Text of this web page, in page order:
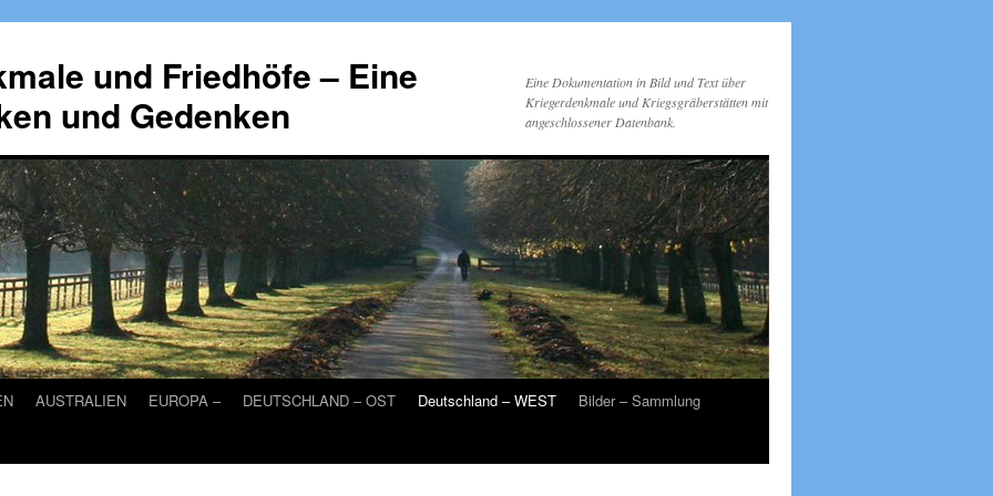
und Friedhöfe – Eine
und Gedenken
Eine Dokumentation in Bild und Text über
Kriegerdenkmale und Kriegsgräberstätten mit
angeschlossener Datenbank.
AUSTRALIEN EUROPA – DEUTSCHLAND – OST Deutschland – WEST
Bilder – Sammlung